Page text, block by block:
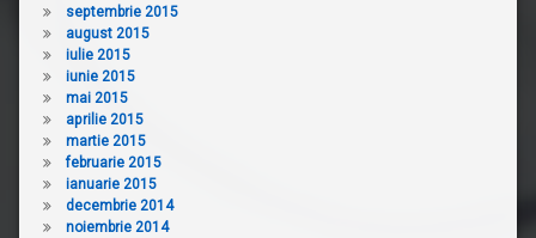
septembrie 2015
august 2015
iulie 2015
iunie 2015
mai 2015
aprilie 2015
martie 2015
februarie 2015
ianuarie 2015
decembrie 2014
noiembrie 2014